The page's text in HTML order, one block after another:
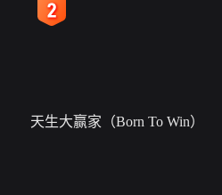
天生大赢家（Born To Win）